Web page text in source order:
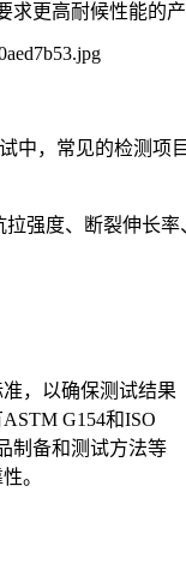
求更高耐候性能的
中，常见的检测
强度、断裂伸长
，以确保测试结果
G154和ISO
制备和测试方法等
。